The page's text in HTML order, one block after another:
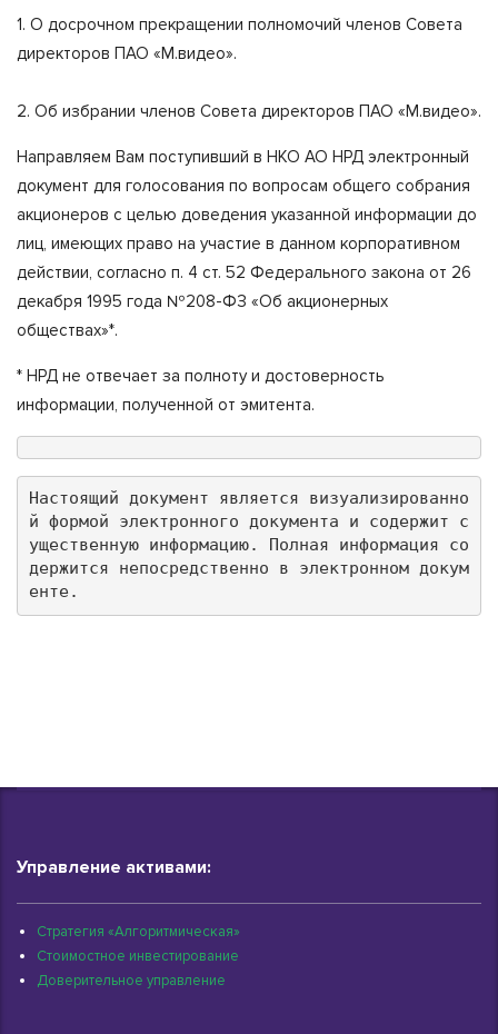
1. О досрочном прекращении полномочий членов Совета
директоров ПАО «М.видео».
2. Об избрании членов Совета директоров ПАО «М.видео».
Направляем Вам поступивший в НКО АО НРД электронный
документ для голосования по вопросам общего собрания
акционеров с целью доведения указанной информации до
лиц, имеющих право на участие в данном корпоративном
действии, согласно п. 4 ст. 52 Федерального закона от 26
декабря 1995 года №208-ФЗ «Об акционерных
обществах»*.
* НРД не отвечает за полноту и достоверность
информации, полученной от эмитента.
Настоящий документ является визуализированно
й формой электронного документа и содержит с
ущественную информацию. Полная информация со
держится непосредственно в электронном докум
енте.
Управление активами:
Стратегия «Алгоритмическая»
Стоимостное инвестирование
Доверительное управление